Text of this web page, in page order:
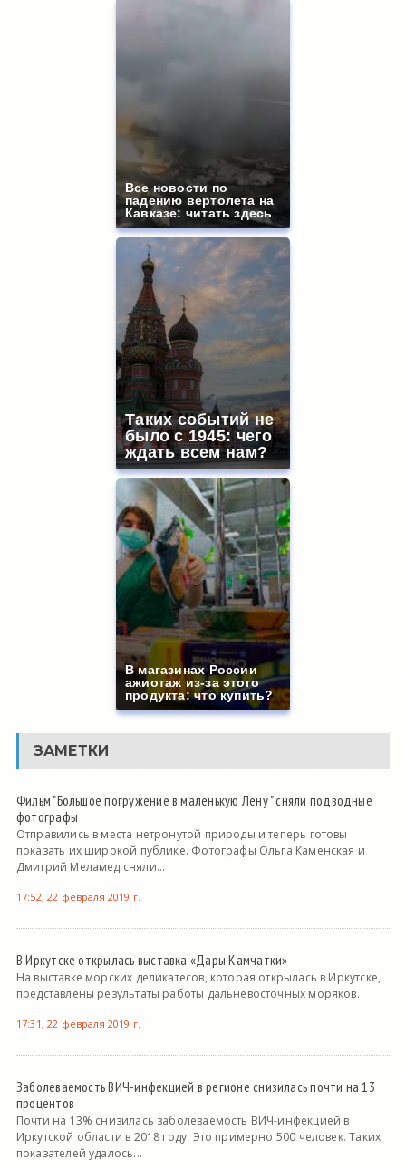
Все новости по
падению вертолета на
Кавказе: читать здесь
Таких событий не
было с 1945: чего
ждать всем нам?
В магазинах России
ажиотаж из-за этого
продукта: что купить?
ЗАМЕТКИ
Фильм "Большое погружение в маленькую Лену " сняли подводные
фотографы
Отправились в места нетронутой природы и теперь готовы
показать их широкой публике. Фотографы Ольга Каменская и
Дмитрий Меламед сняли...
17:52, 22 февраля 2019 г.
В Иркутске открылась выставка «Дары Камчатки»
На выставке морских деликатесов, которая открылась в Иркутске,
представлены результаты работы дальневосточных моряков.
17:31, 22 февраля 2019 г.
Заболеваемость ВИЧ-инфекцией в регионе снизилась почти на 13
процентов
Почти на 13% снизилась заболеваемость ВИЧ-инфекцией в
Иркутской области в 2018 году. Это примерно 500 человек. Таких
показателей удалось...